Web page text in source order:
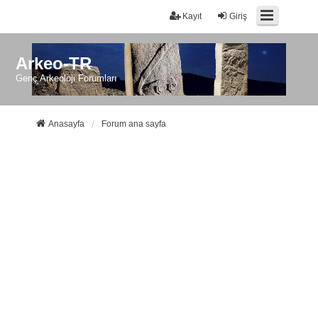
Giriş
Kayıt
Arkeo-TR
Genç Arkeoloji Forumları
Anasayfa Forum ana sayfa